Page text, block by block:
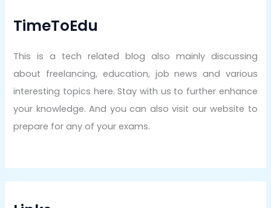
TimeToEdu
This is a tech related blog also mainly discussing
about freelancing, education, job news and various
interesting topics here. Stay with us to further enhance
your knowledge. And you can also visit our website to
prepare for any of your exams.